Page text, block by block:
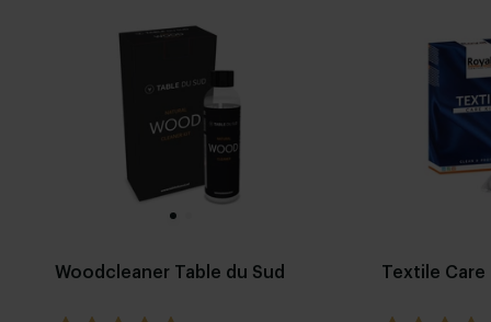
Woodcleaner Table du Sud Textile Care